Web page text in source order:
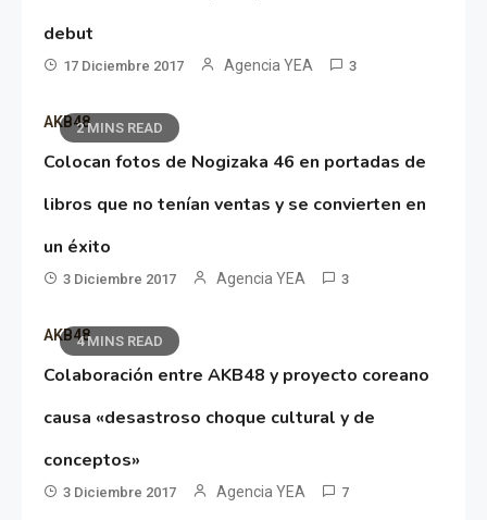
debut
17 Diciembre 2017 Agencia YEA 3
2 MINS READ
AKB48
Colocan fotos de Nogizaka 46 en portadas de
libros que no tenían ventas y se convierten en
un éxito
3 Diciembre 2017 Agencia YEA 3
4 MINS READ
AKB48
Colaboración entre AKB48 y proyecto coreano
causa «desastroso choque cultural y de
conceptos»
3 Diciembre 2017 Agencia YEA 7